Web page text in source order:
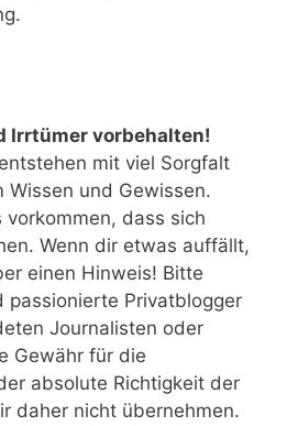
Irrtümer vorbehalten!
mit viel Sorgfalt
Wissen und Gewissen.
vorkommen, dass sich
Wenn dir etwas auffällt,
einen Hinweis! Bitte
passionierte Privatblogger
Journalisten oder
Gewähr für die
absolute Richtigkeit der
daher nicht übernehmen.